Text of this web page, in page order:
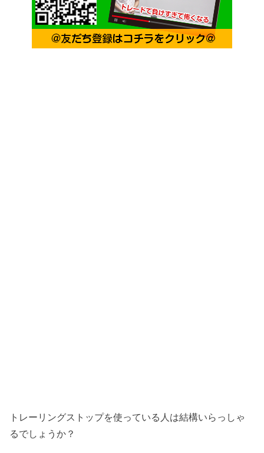
トレーリングストップを使っている人は結構いらっしゃ
るでしょうか？